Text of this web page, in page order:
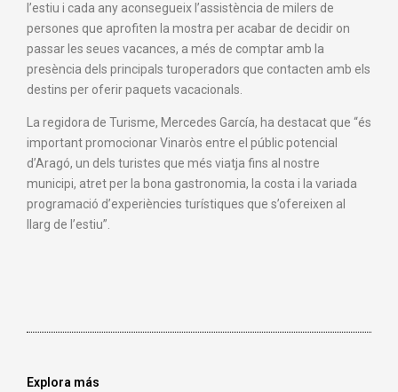
l’estiu i cada any aconsegueix l’assistència de milers de
persones que aprofiten la mostra per acabar de decidir on
passar les seues vacances, a més de comptar amb la
presència dels principals turoperadors que contacten amb els
destins per oferir paquets vacacionals.
La regidora de Turisme, Mercedes García, ha destacat que “és
important promocionar Vinaròs entre el públic potencial
d’Aragó, un dels turistes que més viatja fins al nostre
municipi, atret per la bona gastronomia, la costa i la variada
programació d’experiències turístiques que s’ofereixen al
llarg de l’estiu”.
Explora más